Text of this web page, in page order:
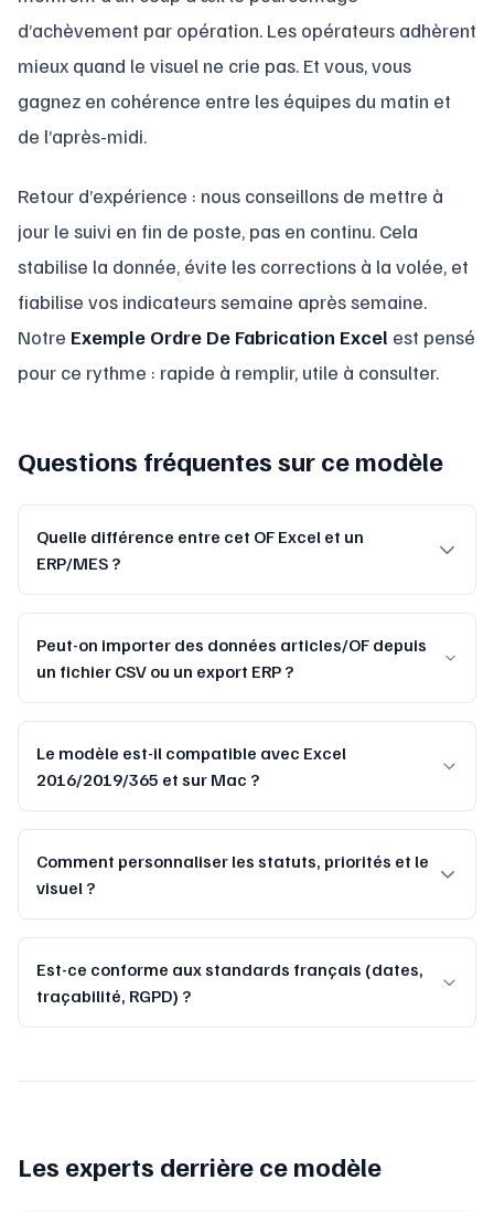
d’achèvement par opération. Les opérateurs adhèrent
mieux quand le visuel ne crie pas. Et vous, vous
gagnez en cohérence entre les équipes du matin et
de l’après-midi.
Retour d’expérience : nous conseillons de mettre à
jour le suivi en fin de poste, pas en continu. Cela
stabilise la donnée, évite les corrections à la volée, et
fiabilise vos indicateurs semaine après semaine.
Notre Exemple Ordre De Fabrication Excel est pensé
pour ce rythme : rapide à remplir, utile à consulter.
Questions fréquentes sur ce modèle
Quelle différence entre cet OF Excel et un
ERP/MES ?
Peut-on importer des données articles/OF depuis
un fichier CSV ou un export ERP ?
Le modèle est-il compatible avec Excel
2016/2019/365 et sur Mac ?
Comment personnaliser les statuts, priorités et le
visuel ?
Est-ce conforme aux standards français (dates,
traçabilité, RGPD) ?
Les experts derrière ce modèle